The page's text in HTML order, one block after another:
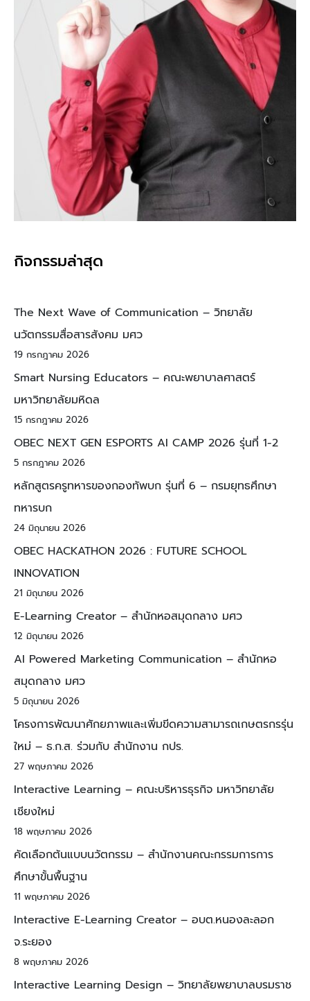
กิจกรรมล่าสุด
The Next Wave of Communication – วิทยาลัย
นวัตกรรมสื่อสารสังคม มศว
19 กรกฎาคม 2026
Smart Nursing Educators – คณะพยาบาลศาสตร์
มหาวิทยาลัยมหิดล
15 กรกฎาคม 2026
OBEC NEXT GEN ESPORTS AI CAMP 2026 รุ่นที่ 1-2
5 กรกฎาคม 2026
หลักสูตรครูทหารของกองทัพบก รุ่นที่ 6 – กรมยุทธศึกษา
ทหารบก
24 มิถุนายน 2026
OBEC HACKATHON 2026 : FUTURE SCHOOL
INNOVATION
21 มิถุนายน 2026
E-Learning Creator – สำนักหอสมุดกลาง มศว
12 มิถุนายน 2026
AI Powered Marketing Communication – สำนักหอ
สมุดกลาง มศว
5 มิถุนายน 2026
โครงการพัฒนาศักยภาพและเพิ่มขีดความสามารถเกษตรกรรุ่น
ใหม่ – ธ.ก.ส. ร่วมกับ สำนักงาน กปร.
27 พฤษภาคม 2026
Interactive Learning – คณะบริหารธุรกิจ มหาวิทยาลัย
เชียงใหม่
18 พฤษภาคม 2026
คัดเลือกต้นแบบนวัตกรรม – สำนักงานคณะกรรมการการ
ศึกษาขั้นพื้นฐาน
11 พฤษภาคม 2026
Interactive E-Learning Creator – อบต.หนองละลอก
จ.ระยอง
8 พฤษภาคม 2026
Interactive Learning Design – วิทยาลัยพยาบาลบรมราช